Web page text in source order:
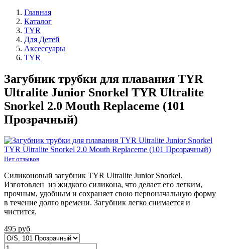
Главная
Каталог
TYR
Для Детей
Аксессуары
TYR
Загубник трубки для плавания TYR
Ultralite Junior Snorkel TYR Ultralite
Snorkel 2.0 Mouth Replaceme (101
Прозрачный)
Нет отзывов
Силиконовый загубник TYR Ultralite Junior Snorkel.
Изготовлен из жидкого силикона, что делает его легким,
прочным, удобным и сохраняет свою первоначальную форму
в течение долго времени. Загубник легко снимается и
чистится.
495 руб